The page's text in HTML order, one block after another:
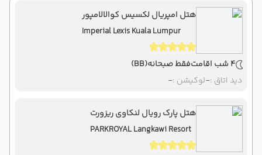
هتل امپریال لکسیس کوالالامپور
Imperial Lexis Kuala Lumpur
4 شب اقامت فقط صبحانه(BB)
دید اتاق :-لوکیشن :-
هتل پارک رویال لنکاوی ریزورت
PARKROYAL Langkawi Resort